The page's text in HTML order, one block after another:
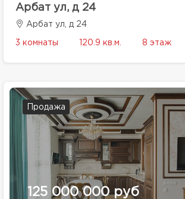
Арбат ул, д 24
Арбат ул, д 24
3 комнаты 120.9 кв.м. 8 этаж
Продажа
125 000 000 руб